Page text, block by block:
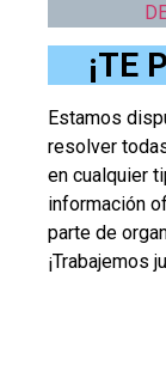
¡TE
Estamos
resolver
en cualquier
información
parte de
¡Trabajemos